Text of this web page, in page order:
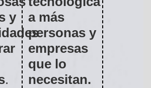
y
.
a más
personas y
empresas
que lo
necesitan.